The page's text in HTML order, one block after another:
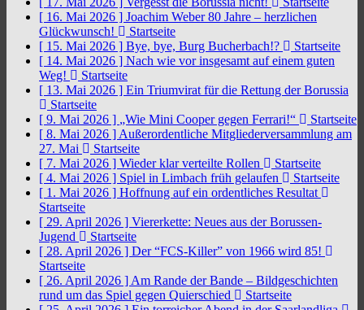
[ 16. Mai 2026 ] Joachim Weber 80 Jahre – herzlichen
Glückwunsch!
Startseite
[ 15. Mai 2026 ] Bye, bye, Burg Bucherbach!?
Startseite
[ 14. Mai 2026 ] Nach wie vor insgesamt auf einem guten
Weg!
Startseite
[ 13. Mai 2026 ] Ein Triumvirat für die Rettung der Borussia
Startseite
[ 9. Mai 2026 ] „Wie Mini Cooper gegen Ferrari!“
Startseite
[ 8. Mai 2026 ] Außerordentliche Mitgliederversammlung am
27. Mai
Startseite
[ 7. Mai 2026 ] Wieder klar verteilte Rollen
Startseite
[ 4. Mai 2026 ] Spiel in Limbach früh gelaufen
Startseite
[ 1. Mai 2026 ] Hoffnung auf ein ordentliches Resultat
Startseite
[ 29. April 2026 ] Viererkette: Neues aus der Borussen-
Jugend
Startseite
[ 28. April 2026 ] Der “FCS-Killer” von 1966 wird 85!
Startseite
[ 26. April 2026 ] Am Rande der Bande – Bildgeschichten
rund um das Spiel gegen Quierschied
Startseite